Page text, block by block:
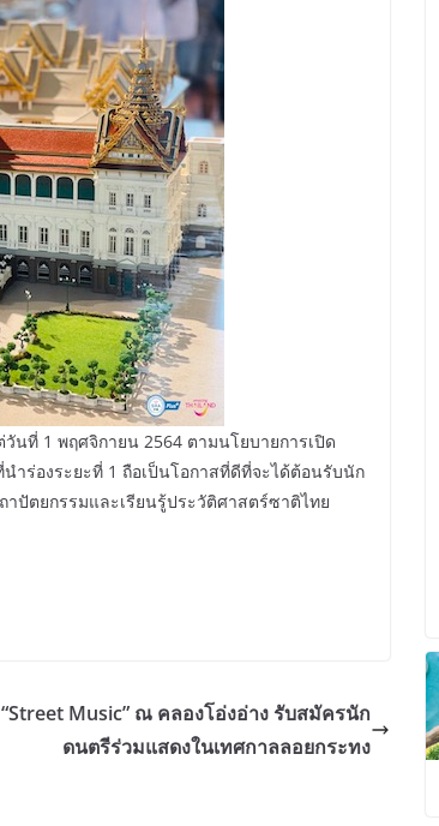
นที่ 1 พฤศจิกายน 2564 ตามนโยบายการเปิด
ำร่องระยะที่ 1 ถือเป็นโอกาสที่ดีที่จะได้ต้อนรับนัก
ปัตยกรรมและเรียนรู้ประวัติศาสตร์ซาติไทย
Music” ณ คลองโอ่งอ่าง รับสมัครนัก
ดนตรีร่วมแสดงในเทศกาลลอยกระทง